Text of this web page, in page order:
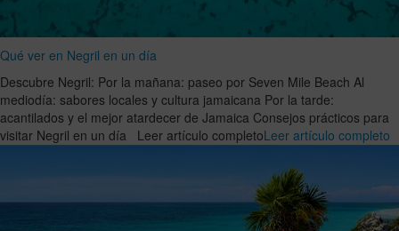
Qué ver en Negril en un día
Descubre Negril: Por la mañana: paseo por Seven Mile Beach Al
mediodía: sabores locales y cultura jamaicana Por la tarde:
acantilados y el mejor atardecer de Jamaica Consejos prácticos para
visitar Negril en un día Leer artículo completoLeer artículo completo